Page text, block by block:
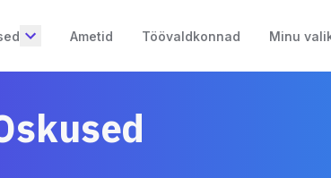
Ametid Töövaldkonnad Minu